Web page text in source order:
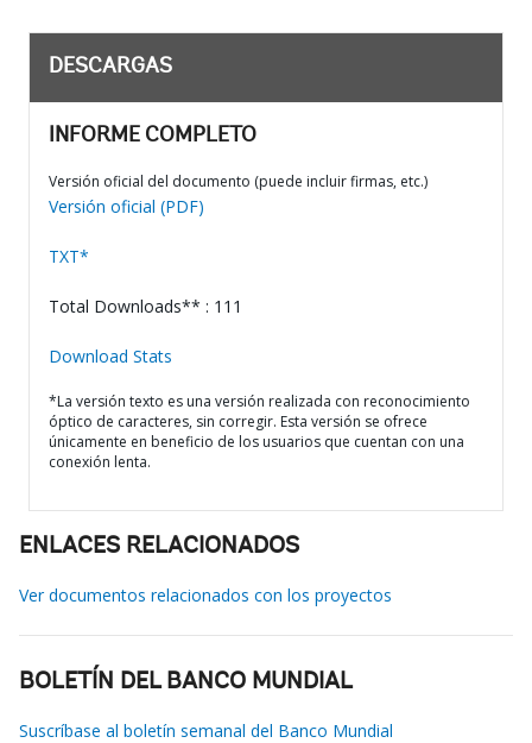
DESCARGAS
INFORME COMPLETO
Versión oficial del documento (puede incluir firmas, etc.)
Versión oficial (PDF)
TXT*
Total Downloads** : 111
Download Stats
*La versión texto es una versión realizada con reconocimiento
óptico de caracteres, sin corregir. Esta versión se ofrece
únicamente en beneficio de los usuarios que cuentan con una
conexión lenta.
ENLACES RELACIONADOS
Ver documentos relacionados con los proyectos
BOLETÍN DEL BANCO MUNDIAL
Suscríbase al boletín semanal del Banco Mundial